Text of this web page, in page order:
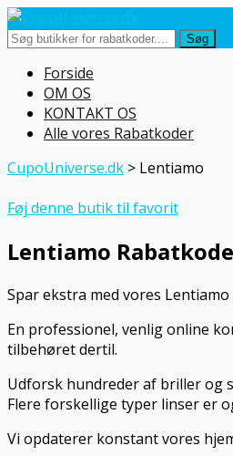
Søg
Skip
content
Forside
OM OS
KONTAKT OS
Alle vores Rabatkoder
CupoUniverse.dk > Lentiamo
Føj denne butik til favorit
Lentiamo Rabatkode
Spar ekstra med vores
En professionel, venlig online
tilbehøret dertil.
Udforsk hundreder af briller og
Flere forskellige typer linser er
Vi opdaterer konstant vores